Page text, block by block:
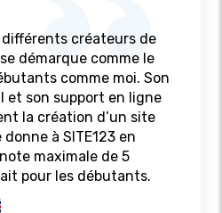
différents créateurs de
démarque comme le
comme moi. Son
et son support en ligne
la création d’un site
à SITE123 en
maximale de 5
pour les débutants.